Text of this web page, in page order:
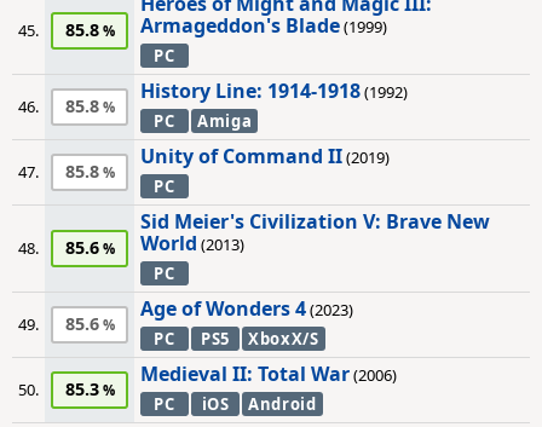
45. 85.8
Armageddon's Blade(1999)
PC
46. 85.8
History Line: 1914-1918(1992)
PC
Amiga
47. 85.8
Unity of Command II(2019)
PC
48. 85.6
Sid Meier's Civilization V: Brave New
World (2013)
PC
49. 85.6
Age of Wonders 4(2023)
PC
PS5 XboxX/S
50. 85.3
Medieval II: Total War(2006)
PC
iOS Android